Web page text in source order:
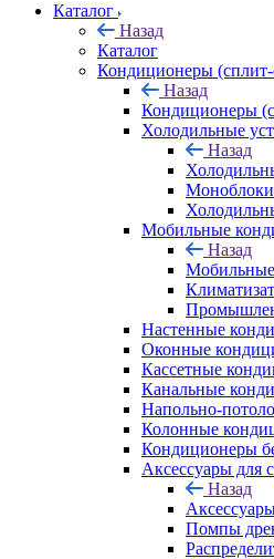
Каталог
Назад
Каталог
Кондиционеры
Назад
Кондиционеры
Холодильные
Назад
Моноблоки
Мобильные
Назад
Настенные
Оконные
Кассетные
Канальные
Напольно-
Колонные
Кондиционеры
Аксессуары для
Назад
Помпы